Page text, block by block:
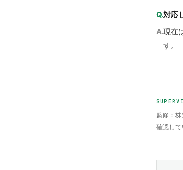
Q.対応
A.現在
す。
監修：
確認して